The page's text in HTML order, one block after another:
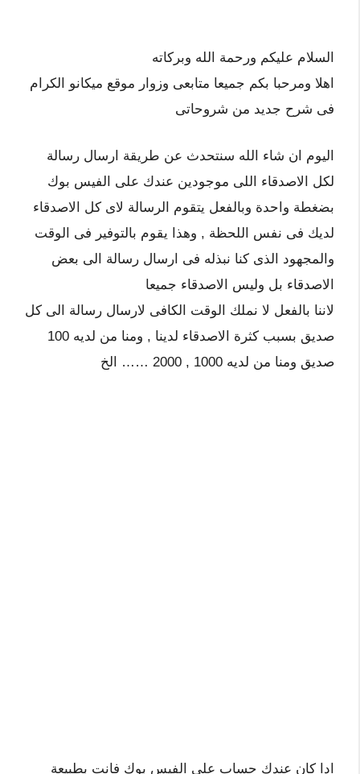
السلام عليكم ورحمة الله وبركاته
اهلا ومرحبا بكم جميعا متابعى وزوار موقع ميكانو الكرام
فى شرح جديد من شروحاتى
اليوم ان شاء الله سنتحدث عن طريقة ارسال رسالة
لكل الاصدقاء اللى موجودين عندك على الفيس بوك
بضغطة واحدة وبالفعل يتقوم الرسالة لاى كل الاصدقاء
لديك فى نفس اللحظة , وهذا يقوم بالتوفير فى الوقت
والمجهود الذى كنا نبذله فى ارسال رسالة الى بعض
الاصدقاء بل وليس الاصدقاء جميعا
لاننا بالفعل لا نملك الوقت الكافى لارسال رسالة الى كل
صديق بسبب كثرة الاصدقاء لدينا , ومنا من لديه 100
صديق ومنا من لديه 1000 , 2000 …… الخ
ادا كان عندك حساب على الفيس بوك فانت بطبيعة